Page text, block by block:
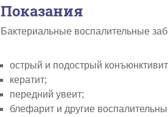
Показания
Бактериальные воспалительные
острый и подострый
кератит;
передний увеит;
блефарит и другие